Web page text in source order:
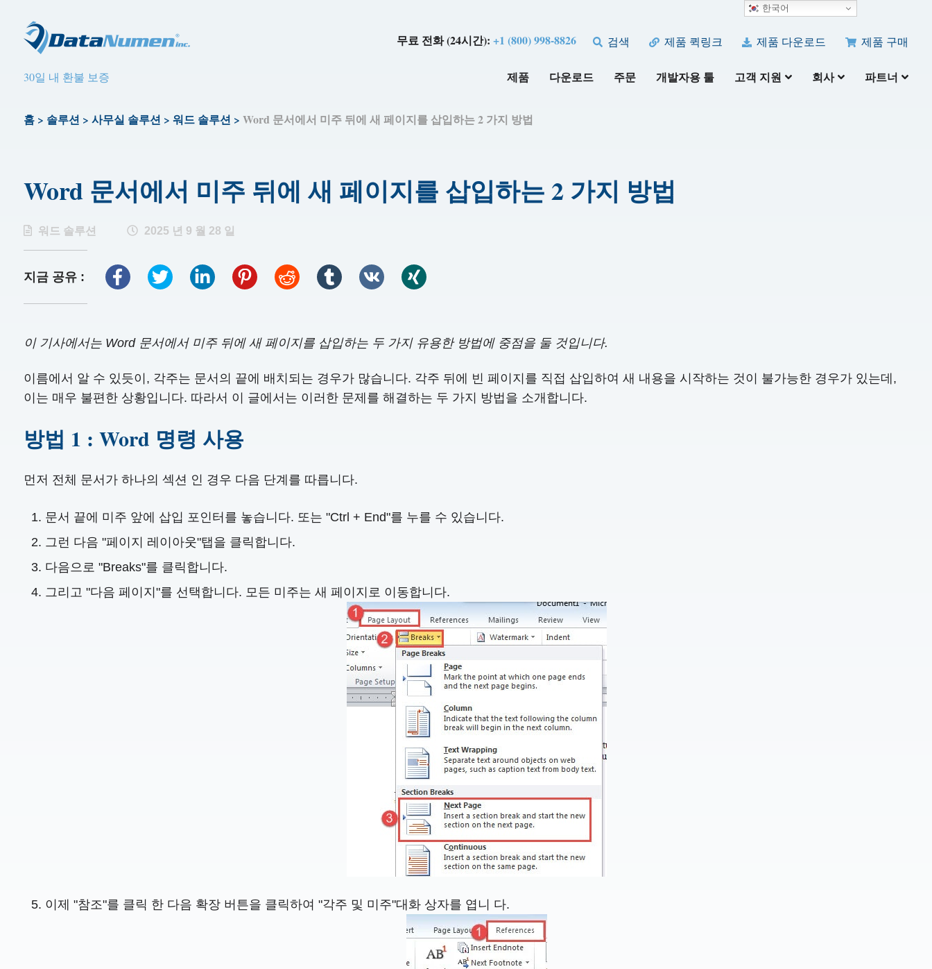
무료 전화 (24시간):+1 (800) 998-8826 검색 제품 퀵링크 제품 다운로드 제품 구매
30일 내 환불 보증 제품 다운로드 주문 개발자용 툴 고객 지원 회사 파트너
홈> 솔루션 > 사무실 솔루션 > 워드 솔루션 > Word 문서에서 미주 뒤에 새 페이지를 삽입하는 2 가지 방법
Word 문서에서 미주 뒤에 새 페이지를 삽입하는 2 가지 방법
워드 솔루션 2025 년 9 월 28 일
지금 공유 :
이 기사에서는 Word 문서에서 미주 뒤에 새 페이지를 삽입하는 두 가지 유용한 방법에 중점을 둘 것입니다.
이름에서 알 수 있듯이, 각주는 문서의 끝에 배치되는 경우가 많습니다. 각주 뒤에 빈 페이지를 직접 삽입하여 새 내용을 시작하는 것이 불가능한 경우가 있는데,
이는 매우 불편한 상황입니다. 따라서 이 글에서는 이러한 문제를 해결하는 두 가지 방법을 소개합니다.
방법 1 : Word 명령 사용
먼저 전체 문서가 하나의 섹션 인 경우 다음 단계를 따릅니다.
문서 끝에 미주 앞에 삽입 포인터를 놓습니다. 또는 "Ctrl + End"를 누를 수 있습니다.
그런 다음 "페이지 레이아웃"탭을 클릭합니다.
다음으로 "Breaks"를 클릭합니다.
그리고 "다음 페이지"를 선택합니다. 모든 미주는 새 페이지로 이동합니다.
이제 "참조"를 클릭 한 다음 확장 버튼을 클릭하여 "각주 및 미주"대화 상자를 엽니 다.
한국어